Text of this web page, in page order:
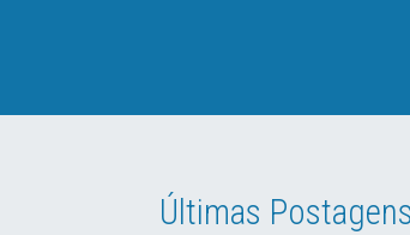
Últimas